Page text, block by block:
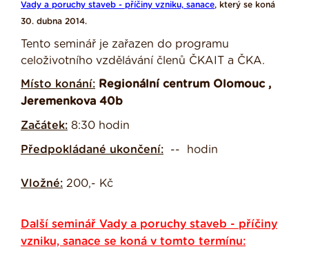
Vady a poruchy staveb - příčiny vzniku, sanace, který se koná
30. dubna 2014.
Tento seminář je zařazen do programu
celoživotního vzdělávání členů ČKAIT a ČKA.
Místo konání: Regionální centrum Olomouc ,
Jeremenkova 40b
Začátek: 8:30 hodin
Předpokládané ukončení: -- hodin
Vložné: 200,- Kč
Další seminář Vady a poruchy staveb - příčiny
vzniku, sanace se koná v tomto termínu: